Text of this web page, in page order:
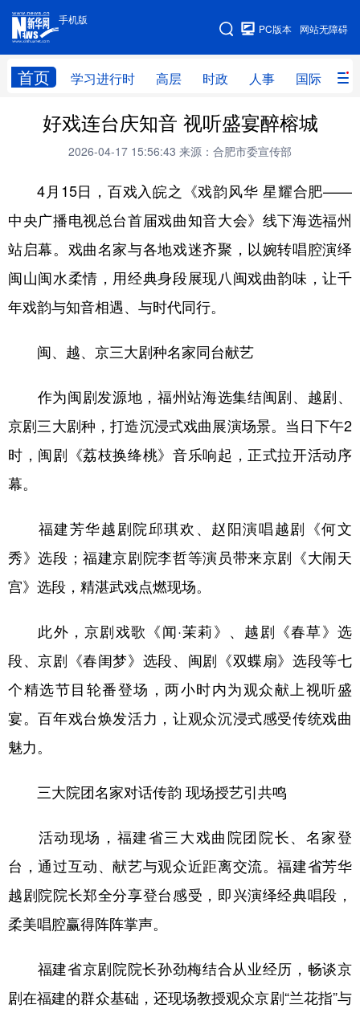
手机版
网站无障碍
PC版本
首页 学习进行时 高层 时政 人事 国际 财
手机版
网站地图
学习进行时 高层 时政 人事
财经 网评
台湾 思客智库 全球连线 教育
科技 科创 量子 体育
文化 书画 健康 军事
访谈 视频 图片 政务
食品 人居 信息化
学术中国 乡村振兴 银龄 溯源中国
城市 旅游 能源 会展
彩票 娱乐 时尚 悦读
文化产业
地方频道
北京 天津 河北 山西
辽宁 吉林 上海 江苏
浙江 安徽 福建 江西
山东 河南 湖北 湖南
四川 贵州 云南
新疆 内蒙古 黑龙江
多语种频道
Русский язык 日本語 한국어
好戏连台庆知音 视听盛宴醉榕城
2026-04-17 15:56:43 来源：合肥市委宣传部
4月15日，百戏入皖之《戏韵风华 星耀合肥——
中央广播电视总台首届戏曲知音大会》线下海选福州
站启幕。戏曲名家与各地戏迷齐聚，以婉转唱腔演绎
闽山闽水柔情，用经典身段展现八闽戏曲韵味，让千
年戏韵与知音相遇、与时代同行。
闽、越、京三大剧种名家同台献艺
作为闽剧发源地，福州站海选集结闽剧、越剧、
京剧三大剧种，打造沉浸式戏曲展演场景。当日下午2
时，闽剧《荔枝换绛桃》音乐响起，正式拉开活动序
幕。
福建芳华越剧院邱琪欢、赵阳演唱越剧《何文
秀》选段；福建京剧院李哲等演员带来京剧《大闹天
宫》选段，精湛武戏点燃现场。
此外，京剧戏歌《闻·茉莉》、越剧《春草》选
段、京剧《春闺梦》选段、闽剧《双蝶扇》选段等七
个精选节目轮番登场，两小时内为观众献上视听盛
宴。百年戏台焕发活力，让观众沉浸式感受传统戏曲
魅力。
三大院团名家对话传韵 现场授艺引共鸣
活动现场，福建省三大戏曲院团院长、名家登
台，通过互动、献艺与观众近距离交流。福建省芳华
越剧院院长郑全分享登台感受，即兴演绎经典唱段，
柔美唱腔赢得阵阵掌声。
福建省京剧院院长孙劲梅结合从业经历，畅谈京
剧在福建的群众基础，还现场教授观众京剧“兰花指”与